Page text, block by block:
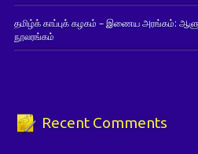
தமிழ்க் காப்புக் கழகம் – இணைய அரங்கம்:
நூலரங்கம்
Recent Comments